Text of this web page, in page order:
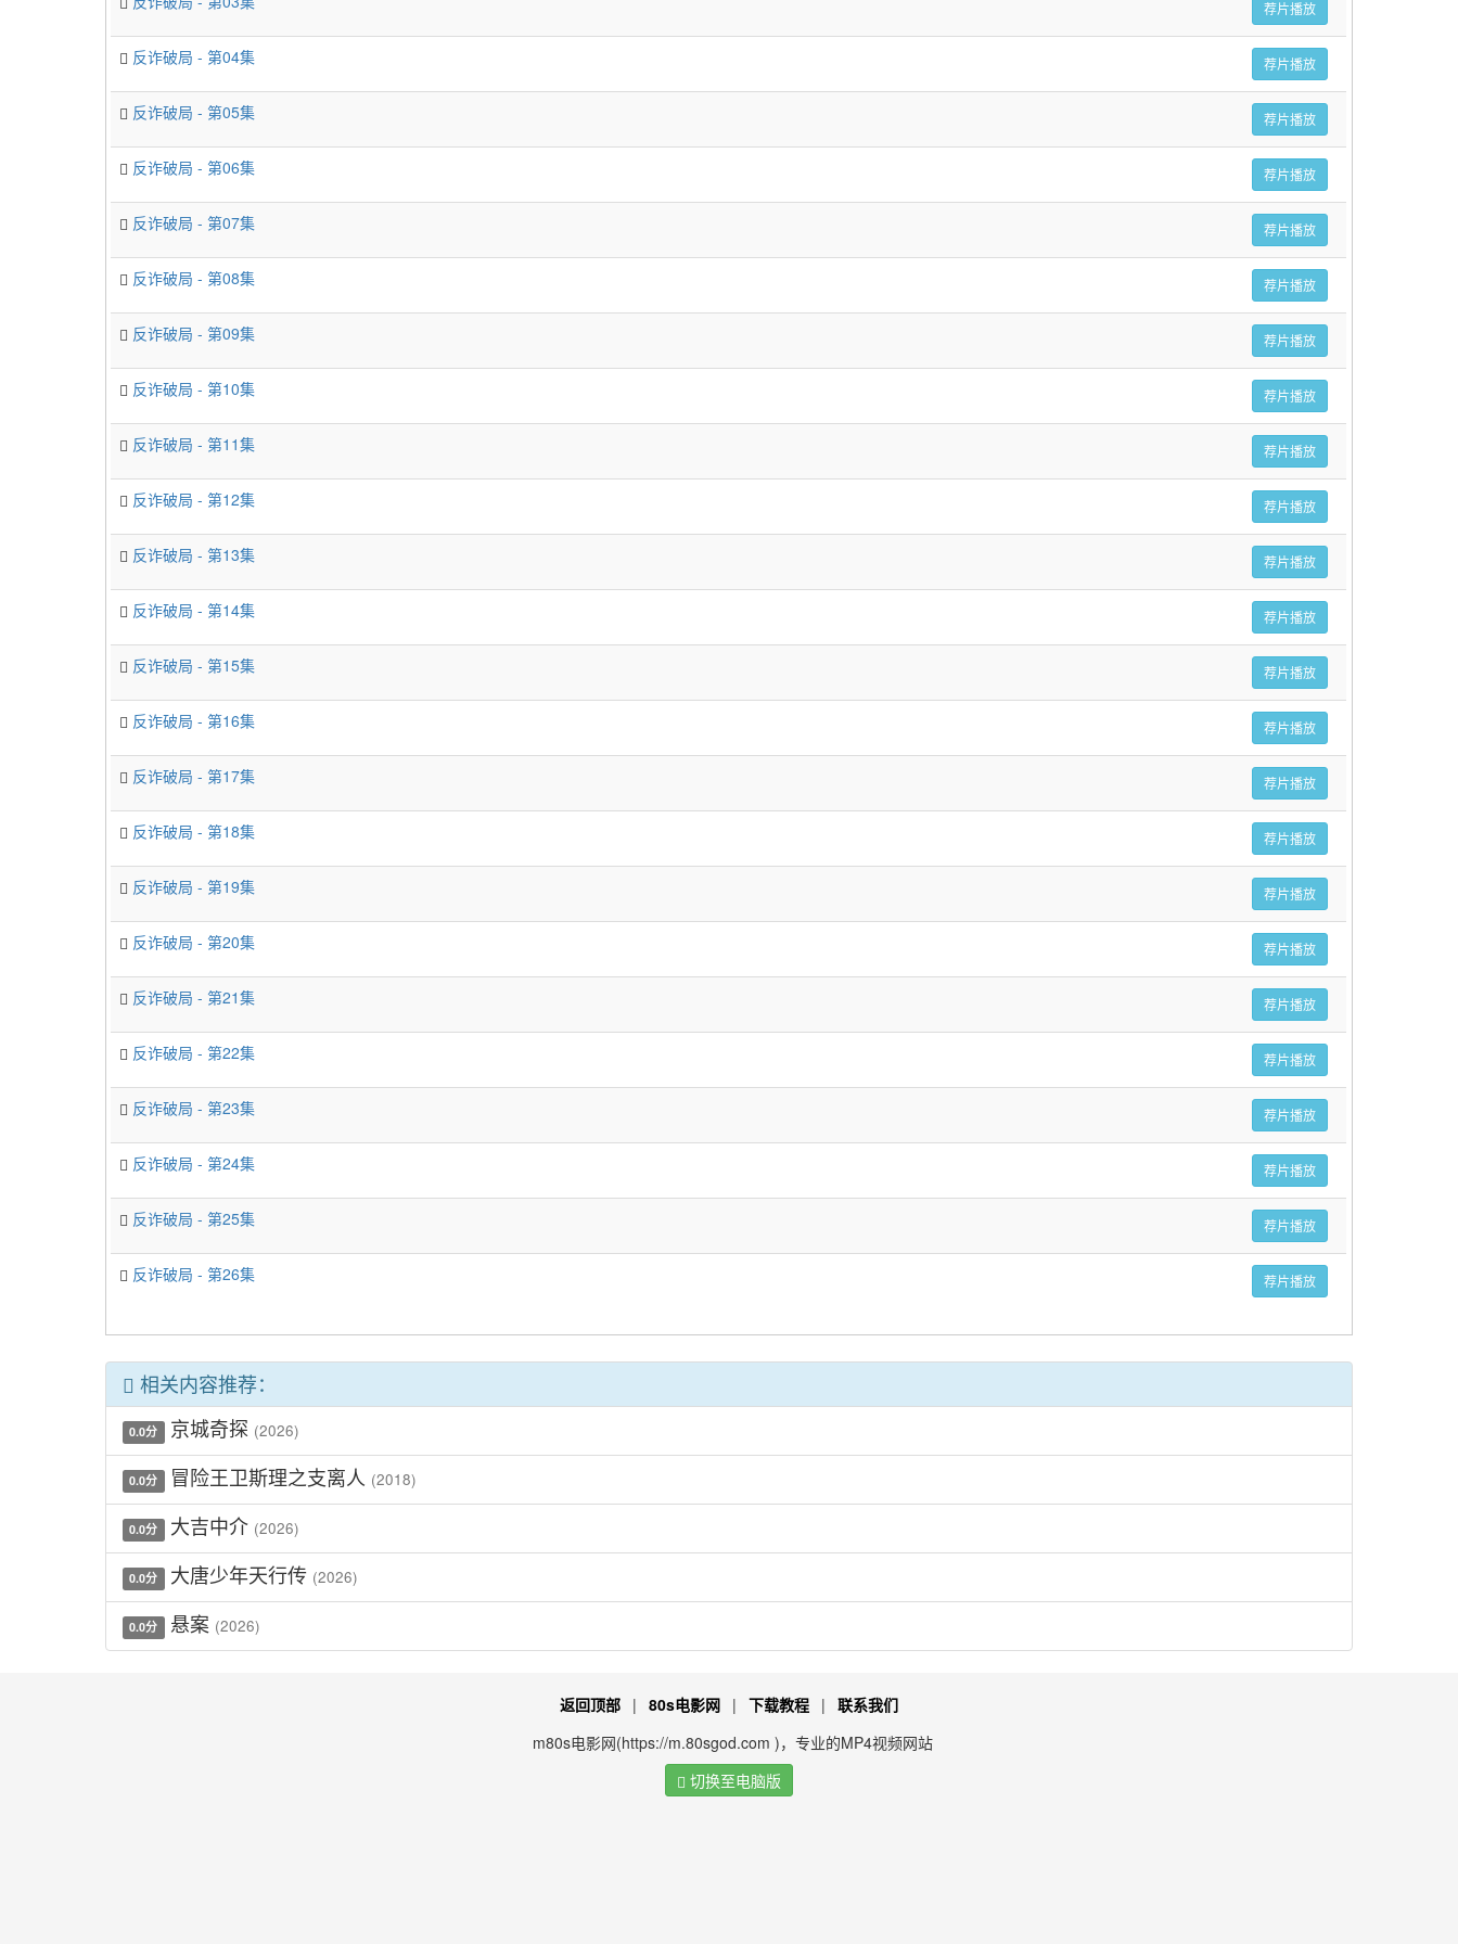
荐片播放
反诈破局 - 第04集 荐片播放
反诈破局 - 第05集 荐片播放
反诈破局 - 第06集 荐片播放
反诈破局 - 第07集 荐片播放
反诈破局 - 第08集 荐片播放
反诈破局 - 第09集 荐片播放
反诈破局 - 第10集 荐片播放
反诈破局 - 第11集 荐片播放
反诈破局 - 第12集 荐片播放
反诈破局 - 第13集 荐片播放
反诈破局 - 第14集 荐片播放
反诈破局 - 第15集 荐片播放
反诈破局 - 第16集 荐片播放
反诈破局 - 第17集 荐片播放
反诈破局 - 第18集 荐片播放
反诈破局 - 第19集 荐片播放
反诈破局 - 第20集 荐片播放
反诈破局 - 第21集 荐片播放
反诈破局 - 第22集 荐片播放
反诈破局 - 第23集 荐片播放
反诈破局 - 第24集 荐片播放
反诈破局 - 第25集 荐片播放
反诈破局 - 第26集 荐片播放
相关内容推荐：
0.0分 京城奇探 (2026)
0.0分 冒险王卫斯理之支离人 (2018)
0.0分 大吉中介 (2026)
0.0分 大唐少年天行传 (2026)
0.0分 悬案 (2026)
返回顶部 | 80s电影网 | 下载教程 | 联系我们
m80s电影网(https://m.80sgod.com )，专业的MP4视频网站
切换至电脑版